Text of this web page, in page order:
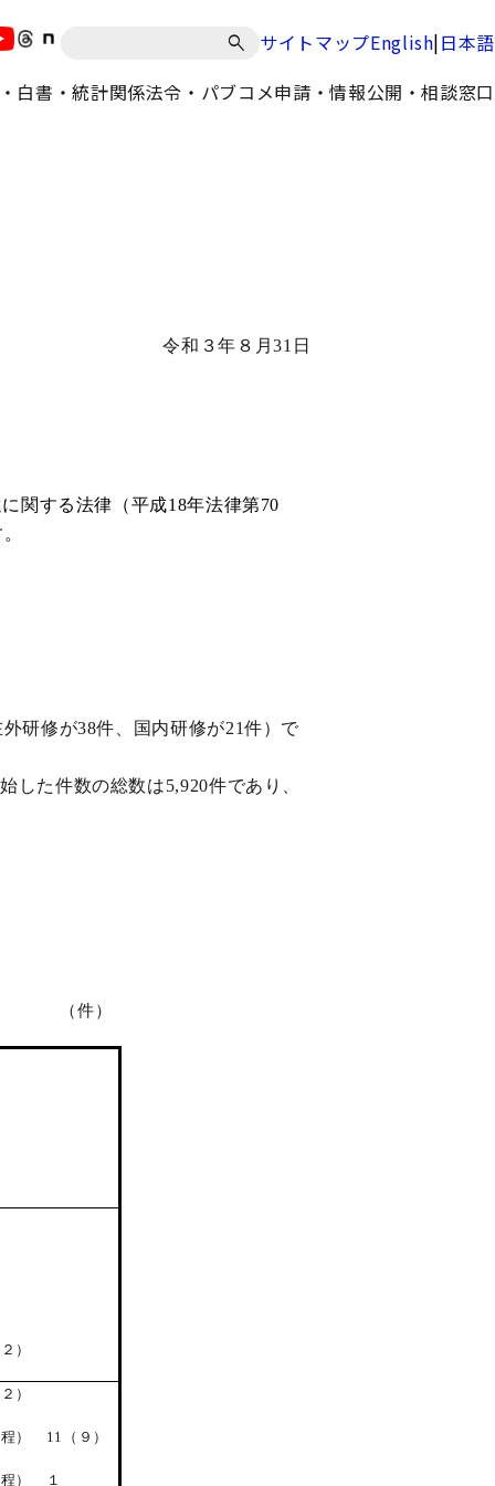
サイトマップEnglish|日本語
白書・統計関係法令・パブコメ申請・情報公開・相談窓口
令和３年８月31日
関する法律（平成18年法律第70
研修が38件、国内研修が21件）で
した件数の総数は5,920件であり、
（件）
）
）
） 11（９）
程） １